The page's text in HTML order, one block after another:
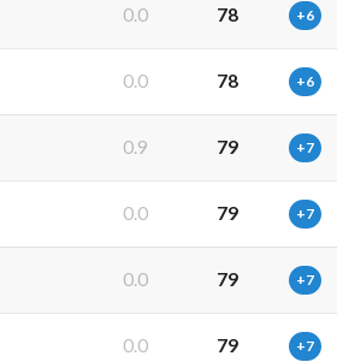
0.0 78 +6
0.0 78 +6
0.9 79 +7
0.0 79 +7
0.0 79 +7
0.0 79 +7